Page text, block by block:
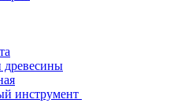
древесины
инструмент